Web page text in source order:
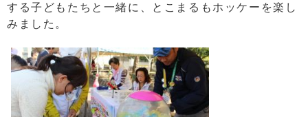
する子どもたちと一緒に、とこまるもホッケーを楽し
みました。